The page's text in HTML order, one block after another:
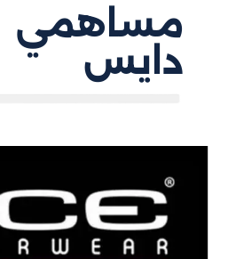
مساهمي
دايس